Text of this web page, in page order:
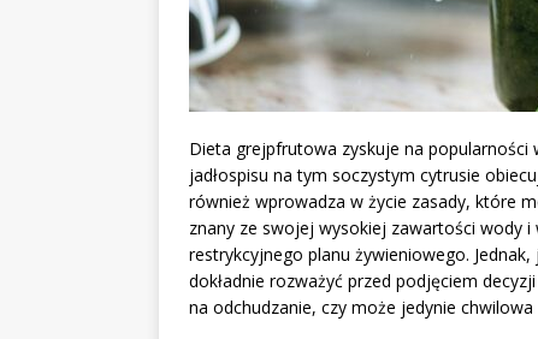
Dieta grejpfrutowa zyskuje na popularności
jadłospisu na tym soczystym cytrusie
również wprowadza w życie zasady, które
znany ze swojej wysokiej zawartości wody
restrykcyjnego planu żywieniowego.
dokładnie rozważyć przed podjęciem
na odchudzanie, czy może jedynie chwilowa